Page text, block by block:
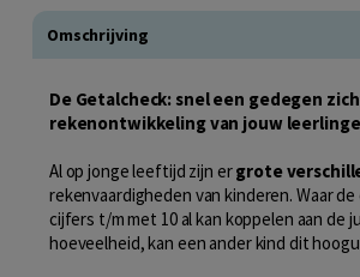
Omschrijving
De Getalcheck: snel een gedegen
rekenontwikkeling van jouw
Al op jonge leeftijd zijn ergrote
rekenvaardigheden van kinderen. Waar
cijfers t/m met 10 al kan koppelen aan de
hoeveelheid, kan een ander kind dit